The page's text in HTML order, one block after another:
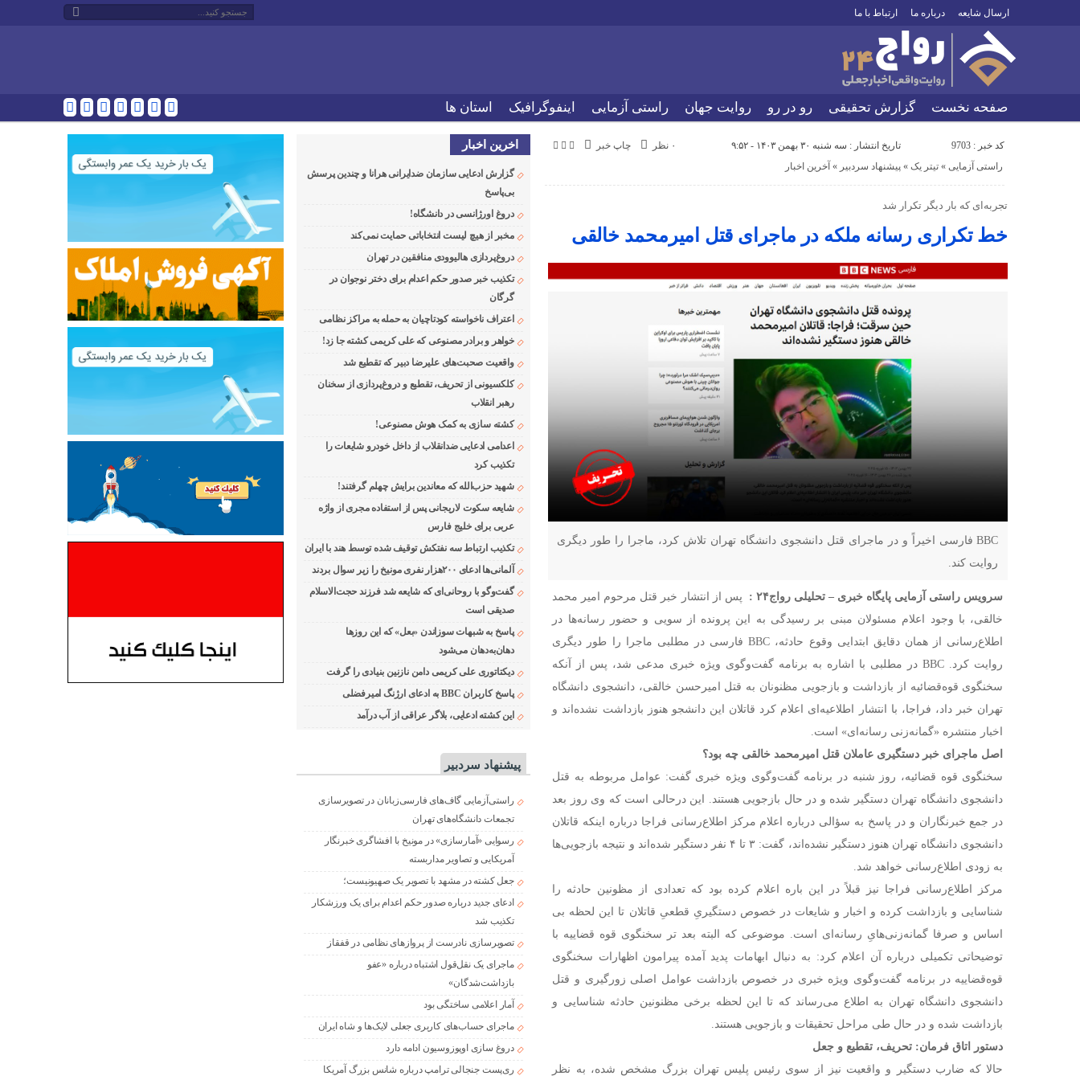
ارسال شایعه درباره ما ارتباط با ما
صفحه نخست گزارش تحقیقی رو در رو روایت جهان راستی آزمایی اینفوگرافیک استان ها
کد خبر : 9703 تاریخ انتشار : سه شنبه ۳۰ بهمن ۱۴۰۳ - ۹:۵۲ چاپ خبر
۰ نظر
آخرین اخبار « پیشنهاد سردبیر « تیتر یک « راستی آزمایی
تجربه‌ای که بار دیگر تکرار شد
خط تکراری رسانه ملکه در ماجرای قتل امیرمحمد خالقی
BBC فارسی اخیراً و در ماجرای قتل دانشجوی دانشگاه تهران تلاش کرد، ماجرا را طور دیگری
روایت کند.
سرویس راستی آزمایی پایگاه خبری– تحلیلی رواج۲۴ :
پس از انتشار خبر قتل مرحوم امیر محمد
خالقی، با وجود اعلام مسئولان مبنی بر رسیدگی به این پرونده از سویی و حضور رسانه‌ها در
اطلاع‌رسانی از همان دقایق ابتدایی وقوع حادثه، BBC فارسی در مطلبی ماجرا را طور دیگری
روایت کرد. BBC در مطلبی با اشاره به برنامه گفت‌وگوی ویژه خبری مدعی شد، پس از آنکه
سخنگوی قوه‌قضائیه از بازداشت و بازجویی مظنونان به قتل امیرحسن خالقی، دانشجوی دانشگاه
تهران خبر داد، فراجا، با انتشار اطلاعیه‌ای اعلام کرد قاتلان این دانشجو هنوز بازداشت نشده‌اند و
اخبار منتشره «گمانه‌زنی رسانه‌ای» است.
اصل ماجرای خبر دستگیری عاملان قتل امیرمحمد خالقی چه بود؟
سخنگوی قوه قضائیه، روز شنبه در برنامه گفت‌وگوی ویژه خبری گفت: عوامل مربوطه به قتل
دانشجوی دانشگاه تهران دستگیر شده و در حال بازجویی هستند. این درحالی است که وی روز بعد
در جمع خبرنگاران و در پاسخ به سؤالی درباره اعلام مرکز اطلاع‌رسانی فراجا درباره اینکه قاتلان
دانشجوی دانشگاه تهران هنوز دستگیر نشده‌اند، گفت: ۳ تا ۴ نفر دستگیر شده‌اند و نتیجه بازجویی‌ها
به زودی اطلاع‌رسانی خواهد شد.
مرکز اطلاع‌رسانی فراجا نیز قبلاً در این باره اعلام کرده بود که تعدادی از مظونین حادثه را
شناسایی و بازداشت کرده و اخبار و شایعات در خصوص دستگیریِ قطعیِ قاتلان تا این لحظه بی
اساس و صرفا گمانه‌زنی‌هایِ رسانه‌ای است. موضوعی که البته بعد تر سخنگوی قوه قضاییه با
توضیحاتی تکمیلی درباره آن اعلام کرد: به دنبال ابهامات پدید آمده پیرامون اظهارات سخنگوی
قوه‌قضاییه در برنامه گفت‌وگوی ویژه خبری در خصوص بازداشت عوامل اصلی زورگیری و قتل
دانشجوی دانشگاه تهران به اطلاع می‌رساند که تا این لحظه برخی مظنونین حادثه شناسایی و
بازداشت شده و در حال طی مراحل تحقیقات و بازجویی هستند.
دستور اتاق فرمان: تحریف، تقطیع و جعل
حالا که ضارب دستگیر و واقعیت نیز از سوی رئیس پلیس تهران بزرگ مشخص شده، به نظر
اخرین اخبار
گزارش ادعایی سازمان ضدایرانی هرانا و چندین پرسش
بی‌پاسخ
دروغ اورژانسی در دانشگاه!
مخبر از هیچ لیست انتخاباتی حمایت نمی‌کند
دروغ‌پردازی هالیوودی منافقین در تهران
تکذیب خبر صدور حکم اعدام برای دختر نوجوان در
گرگان
اعتراف ناخواسته کودتاچیان به حمله به مراکز نظامی
خواهر و برادر مصنوعی که علی کریمی کشته جا زد!
واقعیت صحبت‌های علیرضا دبیر که تقطیع شد
کلکسیونی از تحریف، تقطیع و دروغ‌پردازی از سخنان
رهبر انقلاب
کشته سازی به کمک هوش مصنوعی!
اعدامی ادعایی ضدانقلاب از داخل خودرو شایعات را
تکذیب کرد
شهید حزب‌الله که معاندین برایش چهلم گرفتند!
شایعه سکوت لاریجانی پس از استفاده مجری از واژه
عربی برای خلیج فارس
تکذیب ارتباط سه نفتکش توقیف شده توسط هند با ایران
آلمانی‌ها ادعای ۲۰۰هزار نفری مونیخ را زیر سوال بردند
گفت‌وگو با روحانی‌ای که شایعه شد فرزند حجت‌الاسلام
صدیقی است
پاسخ به شبهات سوزاندن «بعل» که این روزها
دهان‌به‌دهان می‌شود
دیکتاتوری علی کریمی دامن نازنین بنیادی را گرفت
پاسخ کاربران BBC به ادعای ارژنگ امیرفضلی
این کشته ادعایی، بلاگر عراقی از آب درآمد
پیشنهاد سردبیر
راستی‌آزمایی گاف‌های فارسی‌زبانان در تصویرسازی
تجمعات دانشگاه‌های تهران
رسوایی «آمارسازی» در مونیخ با افشاگری خبرنگار
آمریکایی و تصاویر مداربسته
جعل کشته در مشهد با تصویر یک صهیونیست؛
ادعای جدید درباره صدور حکم اعدام برای یک ورزشکار
تکذیب شد
تصویرسازی نادرست از پروازهای نظامی در قفقاز
ماجرای یک نقل‌قول اشتباه درباره «عفو
بازداشت‌شدگان»
آمار اعلامی ساختگی بود
ماجرای حساب‌های کاربری جعلی لایک‌ها و شاه ایران
دروغ سازی اوپوزوسیون ادامه دارد
ری‌پست جنجالی ترامپ درباره شانس بزرگ آمریکا